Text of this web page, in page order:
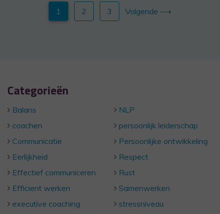
1 2 3 Volgende ⟶
Categorieën
Balans
coachen
Communicatie
Eerlijkheid
Effectief communiceren
Efficient werken
executive coaching
NLP
persoonlijk leiderschap
Persoonlijke ontwikkeling
Respect
Rust
Samenwerken
stressniveau